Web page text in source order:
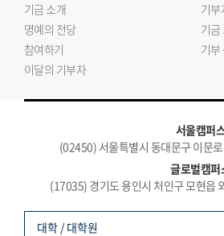
기금 소개
기부
명예의 전당
기금
참여하기
기
이달의 기부자
서울캠퍼
(02450) 서울특별시 동대문구 이문
글로벌캠퍼
(17035) 경기도 용인시 처인구 모현
대학 / 대학원